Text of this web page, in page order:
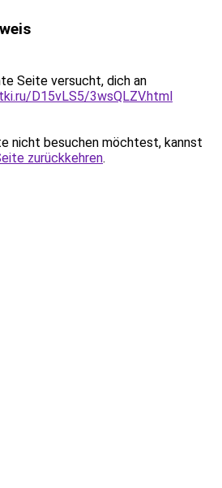
Seite versucht, dich an
D15vLS5/3wsQLZV.html
nicht besuchen möchtest, kannst
zurückkehren.